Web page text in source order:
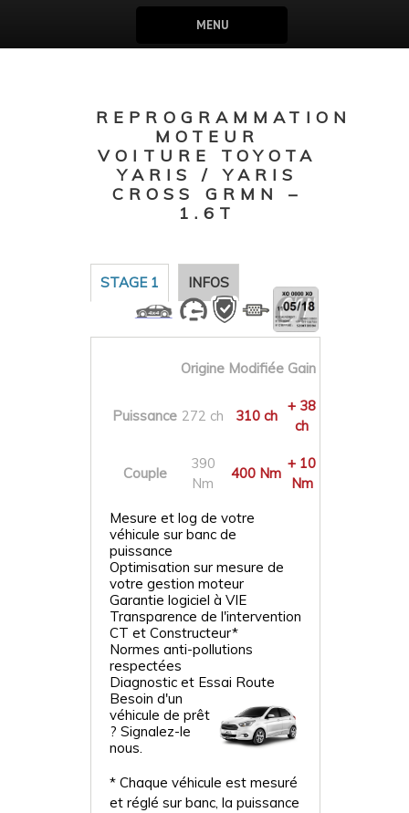
MENU
REPROGRAMMATION
MOTEUR
VOITURE TOYOTA
YARIS / YARIS
CROSS GRMN –
1.6T
STAGE 1 INFOS
Origine Modifiée Gain
Puissance 272 ch 310 ch
+ 38
ch
Couple
390
Nm
400 Nm
+ 10
Nm
Mesure et log de votre
véhicule sur banc de
puissance
Optimisation sur mesure de
votre gestion moteur
Garantie logiciel à VIE
Transparence de l'intervention
CT et Constructeur*
Normes anti-pollutions
respectées
Diagnostic et Essai Route
Besoin d'un
véhicule de prêt
? Signalez-le
nous.
* Chaque véhicule est mesuré
et réglé sur banc, la puissance